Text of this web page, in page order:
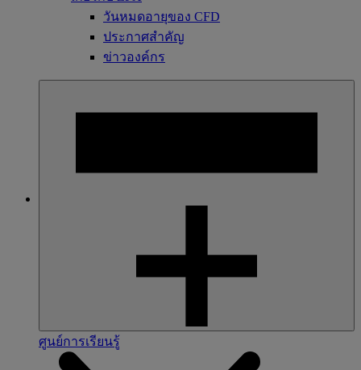
วันหมดอายุของ CFD
ประกาศสำคัญ
ข่าวองค์กร
ศูนย์การเรียนรู้